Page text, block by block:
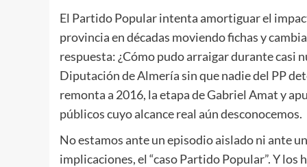
El Partido Popular intenta amortiguar el
provincia en décadas moviendo fichas y
respuesta: ¿Cómo pudo arraigar durante casi
Diputación de Almería sin que nadie del PP
remonta a 2016, la etapa de Gabriel Amat y
públicos cuyo alcance real aún desconocemos.
No estamos ante un episodio aislado ni ante
implicaciones, el “caso Partido Popular”. Y